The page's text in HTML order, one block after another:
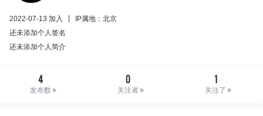
2022-07-13 加入
IP属地：北京
还未添加个人签名
还未添加个人简介
4
发布数
0
关注者
1
关注了